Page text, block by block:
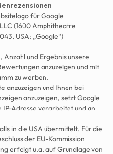
für Google
(1600 Amphitheatre
USA; „Google“)
Anzahl und Ergebnis unsere
anzuzeigen und mit
zu werben.
anzuzeigen und Ihnen bei
anzuzeigen, setzt Google
IP-Adresse verarbeitet und an
in die USA übermittelt. Für die
der EU-Kommission
erfolgt u.a. auf Grundlage von